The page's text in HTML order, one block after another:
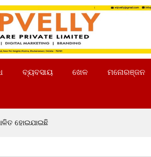
ବ୍ୟବସାୟ ଖେଳ ମନୋରଞ୍ଜନ
ହୋଇଯାଇଛି